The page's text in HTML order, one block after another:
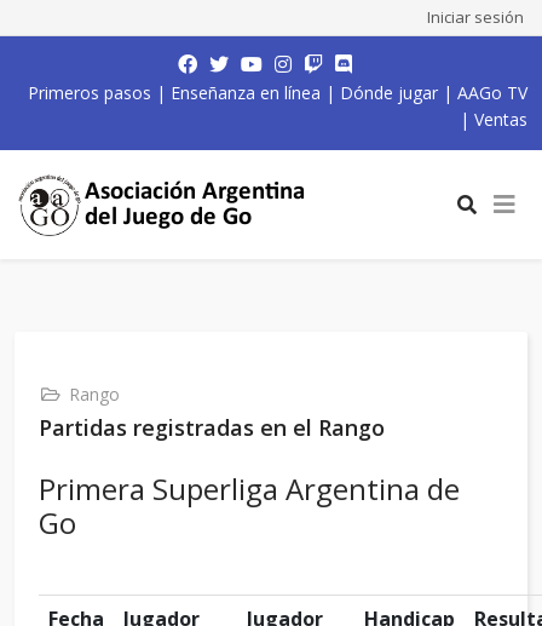
Iniciar sesión
Primeros pasos | Enseñanza en línea | Dónde jugar | AAGo TV
| Ventas
Rango
Partidas registradas en el Rango
Primera Superliga Argentina de
Go
Fecha
Jugador
Jugador
Handicap